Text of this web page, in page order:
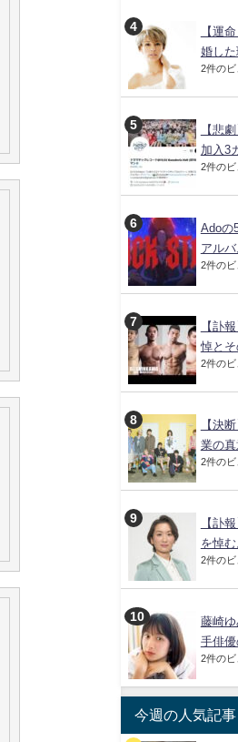
【運
婚した
2件のビ
【悲
加入3
2件のビ
Adoの
アルバ
2件のビ
【訃
悼とそ
2件のビ
【決
業の真
2件のビ
【訃
を悼む
2件のビ
藤崎
手俳
2件のビ
今週の人気記事